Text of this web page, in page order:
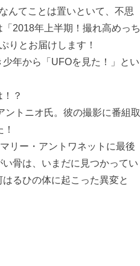
んてことは置いといて、不思
2018年上半期！撮れ高めっち
りとお届けします！
年から「UFOを見た！」とい
？
トニオ氏。彼の撮影に番組取
リー・アントワネットに最後
骨は、いまだに見つかってい
るひの体に起こった異変と